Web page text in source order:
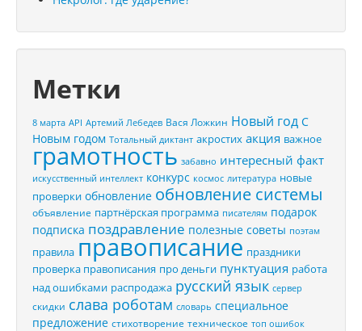
Метки
8 марта API Артемий Лебедев Вася Ложкин Новый год С
Новым годом Тотальный диктант акростих акция важное
грамотность забавно интересный факт
искусственный интеллект конкурс космос литература новые
проверки обновление обновление системы
объявление партнёрская программа писателям подарок
подписка поздравление полезные советы поэтам
правила правописание праздники
проверка правописания про деньги пунктуация работа
над ошибками распродажа русский язык сервер
скидки слава роботам словарь специальное
предложение стихотворение техническое топ ошибок